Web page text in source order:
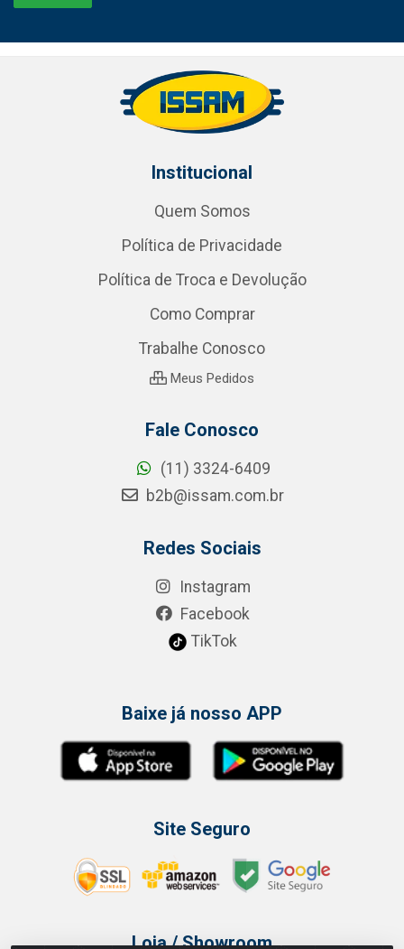
Institucional
Quem Somos
Política de Privacidade
Política de Troca e Devolução
Como Comprar
Trabalhe Conosco
Meus Pedidos
Fale Conosco
(11) 3324-6409
b2b@issam.com.br
Redes Sociais
Instagram
Facebook
TikTok
Baixe já nosso APP
Site Seguro
Loja / Showroom